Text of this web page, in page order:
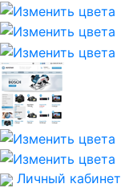
Личный кабинет